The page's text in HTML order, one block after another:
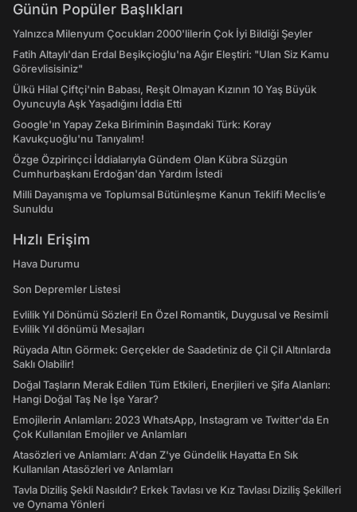
Günün Popüler Başlıkları
Yalnızca Milenyum Çocukları 2000'lilerin Çok İyi Bildiği Şeyler
Fatih Altaylı'dan Erdal Beşikçioğlu'na Ağır Eleştiri: "Ulan Siz Kamu
Görevlisisiniz"
Ülkü Hilal Çiftçi'nin Babası, Reşit Olmayan Kızının 10 Yaş Büyük
Oyuncuyla Aşk Yaşadığını İddia Etti
Google'ın Yapay Zeka Biriminin Başındaki Türk: Koray
Kavukçuoğlu'nu Tanıyalım!
Özge Özpirinçci İddialarıyla Gündem Olan Kübra Süzgün
Cumhurbaşkanı Erdoğan'dan Yardım İstedi
Milli Dayanışma ve Toplumsal Bütünleşme Kanun Teklifi Meclis’e
Sunuldu
Hızlı Erişim
Hava Durumu
Son Depremler Listesi
Evlilik Yıl Dönümü Sözleri! En Özel Romantik, Duygusal ve Resimli
Evlilik Yıl dönümü Mesajları
Rüyada Altın Görmek: Gerçekler de Saadetiniz de Çil Çil Altınlarda
Saklı Olabilir!
Doğal Taşların Merak Edilen Tüm Etkileri, Enerjileri ve Şifa Alanları:
Hangi Doğal Taş Ne İşe Yarar?
Emojilerin Anlamları: 2023 WhatsApp, Instagram ve Twitter'da En
Çok Kullanılan Emojiler ve Anlamları
Atasözleri ve Anlamları: A'dan Z'ye Gündelik Hayatta En Sık
Kullanılan Atasözleri ve Anlamları
Tavla Diziliş Şekli Nasıldır? Erkek Tavlası ve Kız Tavlası Diziliş Şekilleri
ve Oynama Yönleri